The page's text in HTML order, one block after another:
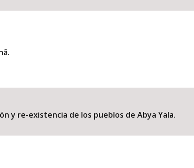
y re-existencia de los pueblos de Abya Yala.